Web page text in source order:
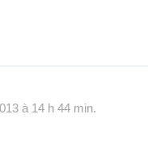
à 14 h 44 min.